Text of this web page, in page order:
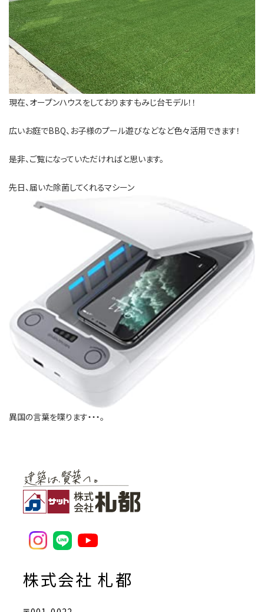
現在、オープンハウスをしておりますもみじ台モデル！！
広いお庭でBBQ、お子様のプール遊びなどなど色々活用できます！
是非、ご覧になっていただければと思います。
先日、届いた除菌してくれるマシーン
異国の言葉を喋ります・・・。
株式会社 札都